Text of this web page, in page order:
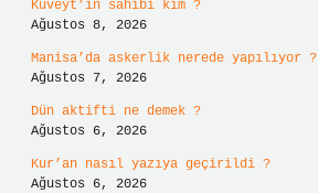
Kuveyt’in sahibi kim ?
Ağustos 8, 2026
Manisa’da askerlik nerede yapılıyor ?
Ağustos 7, 2026
Dün aktifti ne demek ?
Ağustos 6, 2026
Kur’an nasıl yazıya geçirildi ?
Ağustos 6, 2026